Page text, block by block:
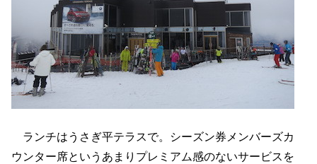
ランチはうさぎ平テラスで。シーズン券メンバーズカ
ウンター席というあまりプレミアム感のないサービスを